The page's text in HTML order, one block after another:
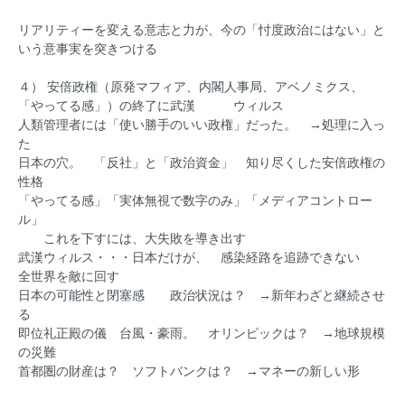
リアリティーを変える意志と力が、今の「忖度政治にはない」と
いう意事実を突きつける
４） 安倍政権（原発マフィア、内閣人事局、アベノミクス、
「やってる感」）の終了に武漢 ウィルス
人類管理者には「使い勝手のいい政権」だった。 →処理に入っ
た
日本の穴。 「反社」と「政治資金」 知り尽くした安倍政権の
性格
「やってる感」「実体無視で数字のみ」「メディアコントロー
ル」
これを下すには、大失敗を導き出す
武漢ウィルス・・・日本だけが、 感染経路を追跡できない
全世界を敵に回す
日本の可能性と閉塞感 政治状況は？ →新年わざと継続させ
る
即位礼正殿の儀 台風・豪雨。 オリンピックは？ →地球規模
の災難
首都圏の財産は？ ソフトバンクは？ →マネーの新しい形